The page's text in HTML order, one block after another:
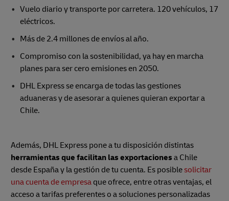
Vuelo diario y transporte por carretera. 120 vehículos, 17
eléctricos.
Más de 2.4 millones de envíos al año.
Compromiso con la sostenibilidad, ya hay en marcha
planes para ser cero emisiones en 2050.
DHL Express se encarga de todas las gestiones
aduaneras y de asesorar a quienes quieran exportar a
Chile.
Además, DHL Express pone a tu disposición distintas
herramientas que facilitan las exportaciones a Chile
desde España y la gestión de tu cuenta. Es posiblesolicitar
una cuenta de empresa que ofrece, entre otras ventajas, el
acceso a tarifas preferentes o a soluciones personalizadas